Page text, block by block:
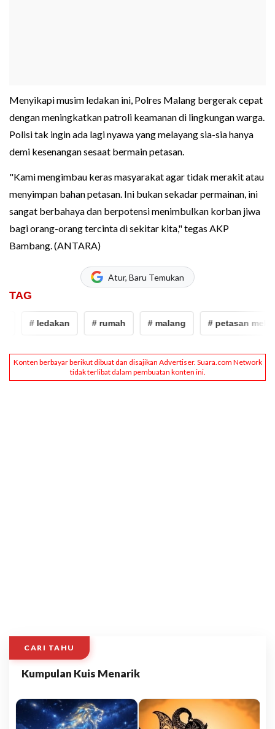
Menyikapi musim ledakan ini, Polres Malang bergerak cepat
dengan meningkatkan patroli keamanan di lingkungan warga.
Polisi tak ingin ada lagi nyawa yang melayang sia-sia hanya
demi kesenangan sesaat bermain petasan.
"Kami mengimbau keras masyarakat agar tidak merakit atau
menyimpan bahan petasan. Ini bukan sekadar permainan, ini
sangat berbahaya dan berpotensi menimbulkan korban jiwa
bagi orang-orang tercinta di sekitar kita," tegas AKP
Bambang. (ANTARA)
Atur, Baru Temukan
TAG
# ledakan # rumah # malang # petasan
CARI TAHU
Kumpulan Kuis Menarik